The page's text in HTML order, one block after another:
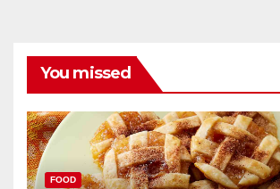
You missed
FOOD